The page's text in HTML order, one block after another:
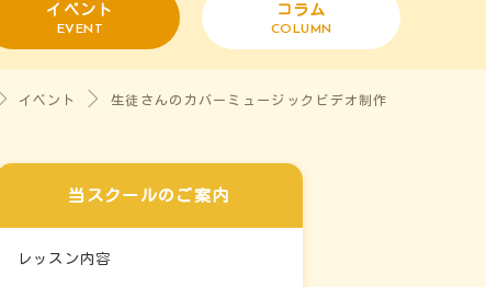
イベント
EVENT
コラム
COLUMN
イベント 生徒さんのカバーミュージックビデオ制作
当スクールのご案内
レッスン内容